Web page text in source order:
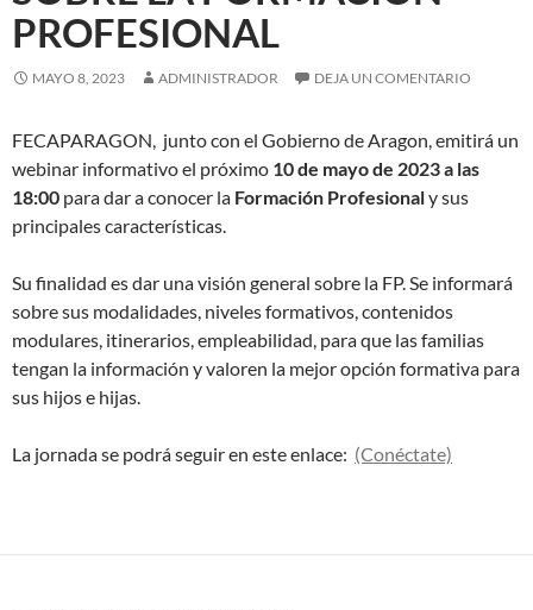
PROFESIONAL
MAYO 8, 2023 ADMINISTRADOR DEJA UN COMENTARIO
FECAPARAGON, junto con el Gobierno de Aragon, emitirá un
webinar informativo el próximo 10 de mayo de 2023 a las
18:00 para dar a conocer la Formación Profesionaly sus
principales características.
Su finalidad es dar una visión general sobre la FP. Se informará
sobre sus modalidades, niveles formativos, contenidos
modulares, itinerarios, empleabilidad, para que las familias
tengan la información y valoren la mejor opción formativa para
sus hijos e hijas.
La jornada se podrá seguir en este enlace: (Conéctate)